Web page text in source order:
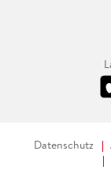
Datenschutz